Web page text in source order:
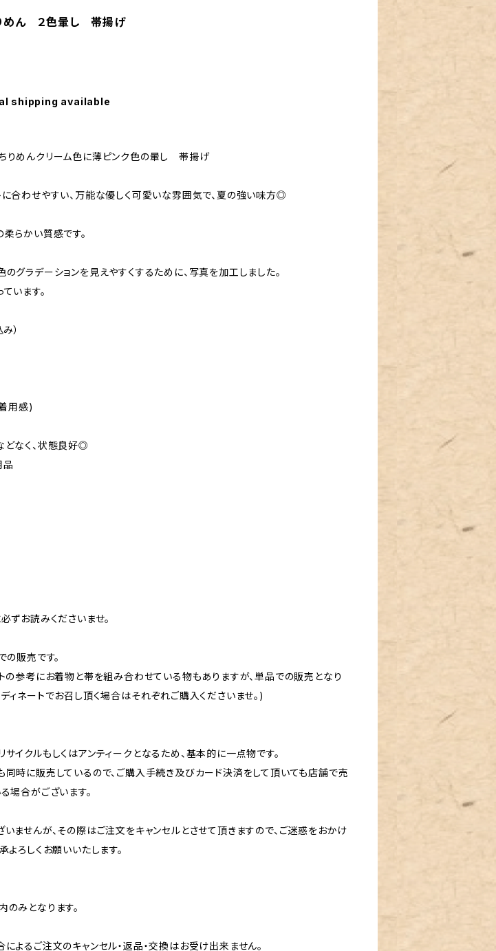
めん ２色暈し 帯揚げ
shipping available
めんクリーム色に薄ピンク色の暈し 帯揚げ
に合わせやすい、万能な優しく可愛いな雰囲気で、夏の強い味方◎
らかい質感です。
グラデーションを見えやすくするために、写真を加工しました。
います。
）
用感)
どなく、状態良好◎
品
ずお読みくださいませ。
の販売です。
の参考にお着物と帯を組み合わせている物もありますが、単品での販売となり
ィネートでお召し頂く場合はそれぞれご購入くださいませ。)
イクルもしくはアンティークとなるため、基本的に一点物です。
同時に販売しているので、ご購入手続き及びカード決済をして頂いても店舗で売
場合がございます。
ませんが、その際はご注文をキャンセルとさせて頂きますので、ご迷惑をおかけ
よろしくお願いいたします。
みとなります。
よるご注文のキャンセル・返品・交換はお受け出来ません。